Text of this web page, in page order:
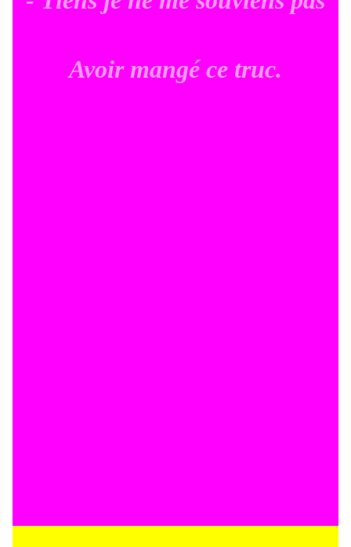
Avoir mangé ce truc.